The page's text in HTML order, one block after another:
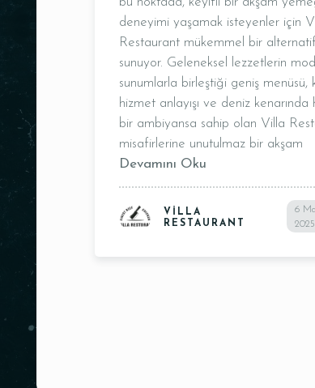
deneyimi yaşamak isteyenler için
Restaurant mükemmel bir alternatif
sunuyor. Geleneksel lezzetlerin
sunumlarla birleştiği geniş menüsü,
hizmet anlayışı ve deniz kenarında
bir ambiyansa sahip olan Villa
misafirlerine unutulmaz bir akşam
Devamını Oku
VILLA
RESTAURANT
6
2025